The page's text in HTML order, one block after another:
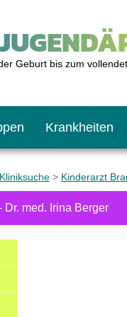
Geburt bis zum
Das erste Jahr
Krankheiten
Baby: U1 bis U6
Impfkalender
Notrufnummern
Notdienste
BMI-Rechner
> Kinderarzt
med. Irina Berger